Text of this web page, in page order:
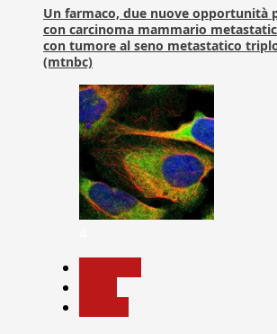
Un farmaco, due nuove opportunità
con carcinoma mammario
con tumore al seno metastatico
(mtnbc)